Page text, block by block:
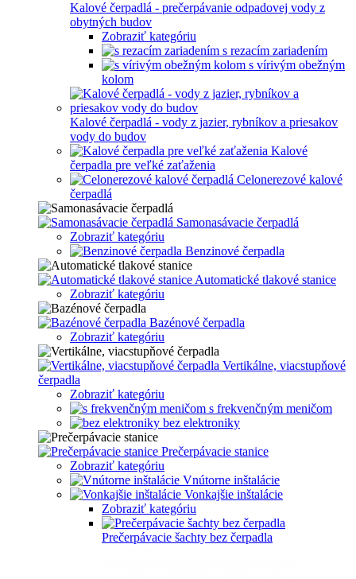
Kalové čerpadlá - prečerpávanie odpadovej vody z
obytných budov
Zobraziť kategóriu
s rezacím zariadením
s vírivým obežným
kolom
Kalové čerpadlá - vody z jazier, rybníkov a priesakov
vody do budov
Kalové
čerpadla pre veľké zaťaženia
Celonerezové kalové
čerpadlá
Samonasávacie čerpadlá
Zobraziť kategóriu
Benzinové čerpadla
Automatické tlakové stanice
Zobraziť kategóriu
Bazénové čerpadla
Zobraziť kategóriu
Vertikálne, viacstupňové
čerpadla
Zobraziť kategóriu
s frekvenčným meničom
bez elektroniky
Prečerpávacie stanice
Zobraziť kategóriu
Vnútorne inštalácie
Vonkajšie inštalácie
Zobraziť kategóriu
Prečerpávacie šachty bez čerpadla